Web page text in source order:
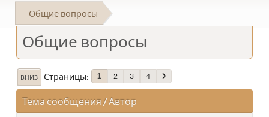
Общие вопросы
Общие вопросы
ВНИЗ Страницы 1 2 3 4
Тема сообщения / Автор